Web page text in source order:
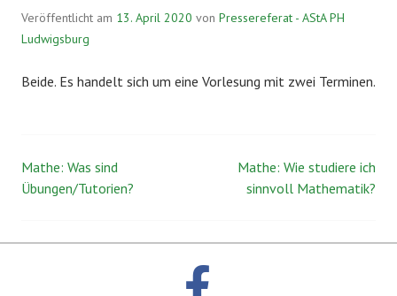
Veröffentlicht am 13. April 2020 von Pressereferat - AStA PH
Ludwigsburg
Beide. Es handelt sich um eine Vorlesung mit zwei Terminen.
Beitrags-
Mathe: Was sind
Übungen/Tutorien?
Mathe: Wie studiere ich
sinnvoll Mathematik?